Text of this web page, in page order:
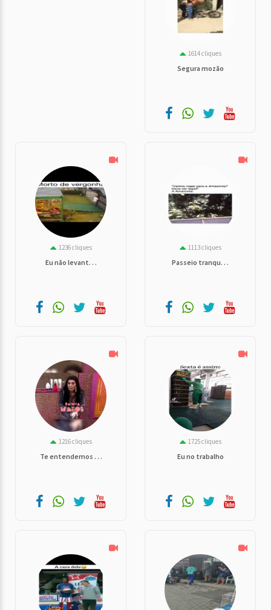
1614 cliques
Segura mozão
1236 cliques
Eu não levant. . .
1113 cliques
Passeio tranqu. . .
1216 cliques
Te entendemos . . .
1725 cliques
Eu no trabalho